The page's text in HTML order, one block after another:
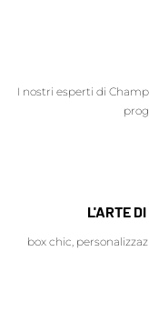
I nostri esperti di
L'ARTE
box chic,